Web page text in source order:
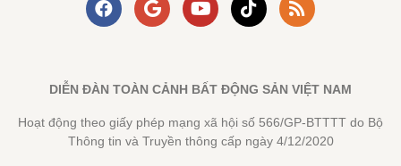
DIỄN ĐÀN TOÀN CẢNH BẤT ĐỘNG SẢN VIỆT NAM
Hoạt động theo giấy phép mạng xã hội số 566/GP-BTTTT do Bộ
Thông tin và Truyền thông cấp ngày 4/12/2020